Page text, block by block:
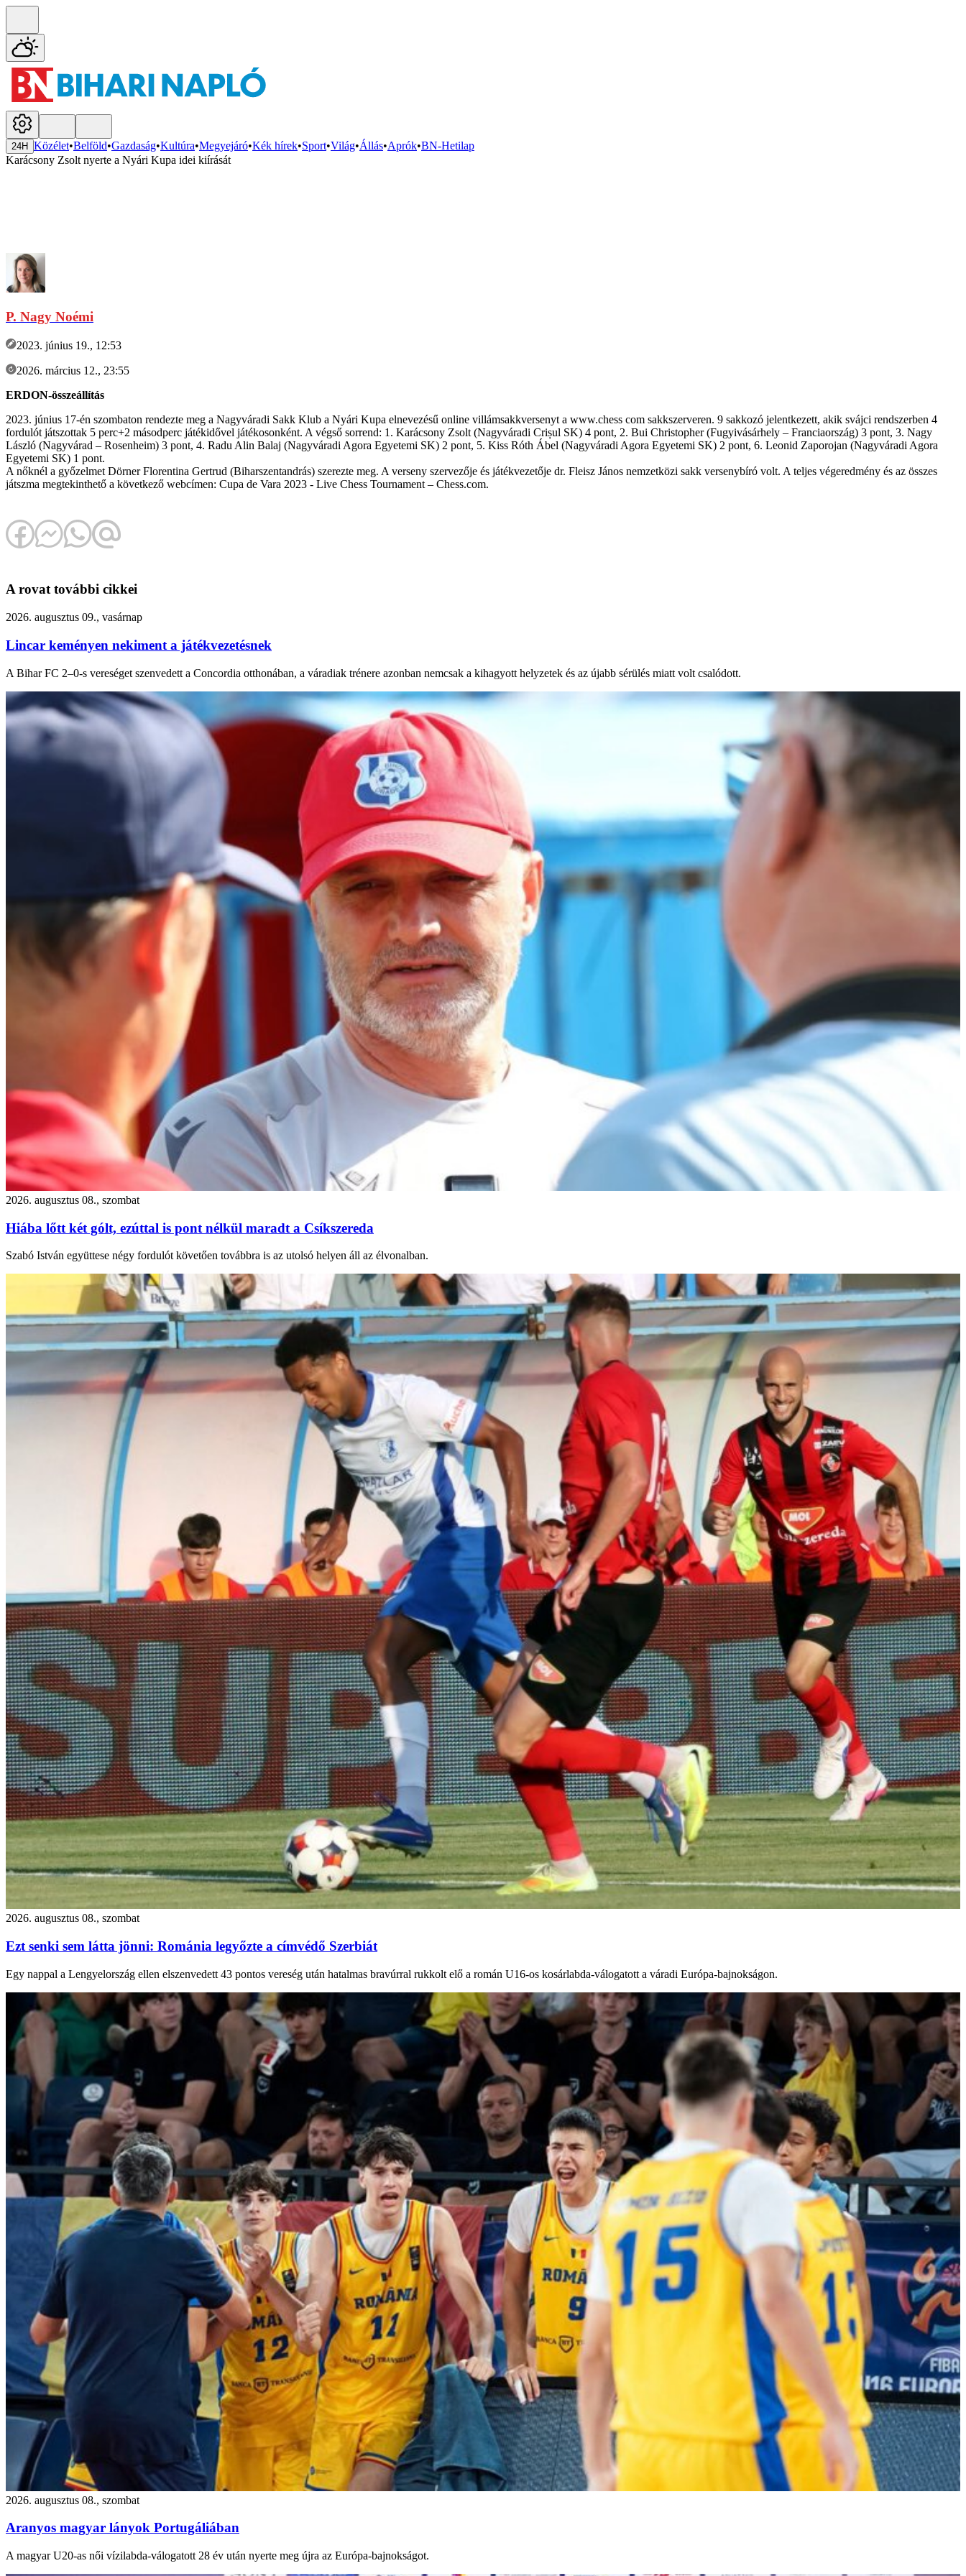
24H Közélet•Belföld•Gazdaság•Kultúra•Megyejáró•Kék hírek•Sport•Világ•Állás•Aprók•BN-Hetilap
Karácsony Zsolt nyerte a Nyári Kupa idei kiírását
P. Nagy Noémi
2023. június 19., 12:53
2026. március 12., 23:55
ERDON-összeállítás
2023. június 17-én szombaton rendezte meg a Nagyváradi Sakk Klub a Nyári Kupa elnevezésű online villámsakkversenyt a www.chess com sakkszerveren. 9 sakkozó jelentkezett, akik svájci rendszerben 4
fordulót játszottak 5 perc+2 másodperc játékidővel játékosonként. A végső sorrend: 1. Karácsony Zsolt (Nagyváradi Crișul SK) 4 pont, 2. Bui Christopher (Fugyivásárhely – Franciaország) 3 pont, 3. Nagy
László (Nagyvárad – Rosenheim) 3 pont, 4. Radu Alin Balaj (Nagyváradi Agora Egyetemi SK) 2 pont, 5. Kiss Róth Ábel (Nagyváradi Agora Egyetemi SK) 2 pont, 6. Leonid Zaporojan (Nagyváradi Agora
Egyetemi SK) 1 pont.
A nőknél a győzelmet Dörner Florentina Gertrud (Biharszentandrás) szerezte meg. A verseny szervezője és játékvezetője dr. Fleisz János nemzetközi sakk versenybíró volt. A teljes végeredmény és az összes
játszma megtekinthető a következő webcímen: Cupa de Vara 2023 - Live Chess Tournament – Chess.com.
A rovat további cikkei
2026. augusztus 09., vasárnap
Lincar keményen nekiment a játékvezetésnek
A Bihar FC 2–0-s vereséget szenvedett a Concordia otthonában, a váradiak trénere azonban nemcsak a kihagyott helyzetek és az újabb sérülés miatt volt csalódott.
2026. augusztus 08., szombat
Hiába lőtt két gólt, ezúttal is pont nélkül maradt a Csíkszereda
Szabó István együttese négy fordulót követően továbbra is az utolsó helyen áll az élvonalban.
2026. augusztus 08., szombat
Ezt senki sem látta jönni: Románia legyőzte a címvédő Szerbiát
Egy nappal a Lengyelország ellen elszenvedett 43 pontos vereség után hatalmas bravúrral rukkolt elő a román U16-os kosárlabda-válogatott a váradi Európa-bajnokságon.
2026. augusztus 08., szombat
Aranyos magyar lányok Portugáliában
A magyar U20-as női vízilabda-válogatott 28 év után nyerte meg újra az Európa-bajnokságot.